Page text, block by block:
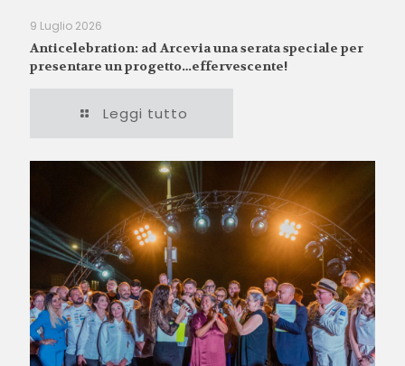
9 Luglio 2026
Anticelebration: ad Arcevia una serata speciale per
presentare un progetto…effervescente!
Leggi tutto